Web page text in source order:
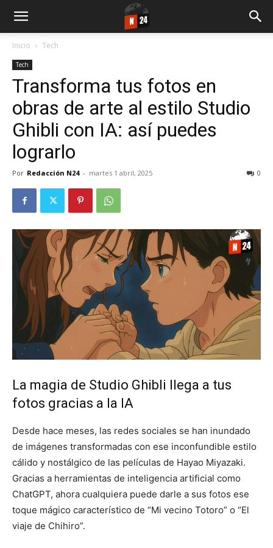
Inicio Tech
Tech
Transforma tus fotos en
obras de arte al estilo Studio
Ghibli con IA: así puedes
lograrlo
Por Redacción N24 - martes 1 abril, 2025 0
La magia de Studio Ghibli llega a tus
fotos gracias a la IA
Desde hace meses, las redes sociales se han inundado
de imágenes transformadas con ese inconfundible estilo
cálido y nostálgico de las películas de Hayao Miyazaki.
Gracias a herramientas de inteligencia artificial como
ChatGPT, ahora cualquiera puede darle a sus fotos ese
toque mágico característico de “Mi vecino Totoro” o “El
viaje de Chihiro”.